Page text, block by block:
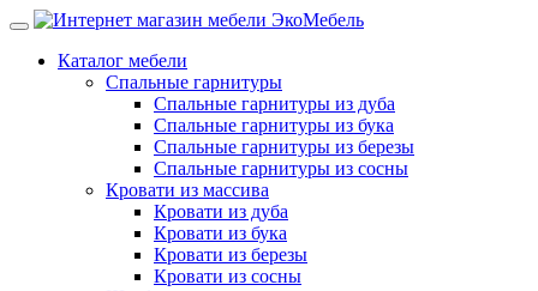
Каталог мебели
Спальные гарнитуры
Спальные гарнитуры из дуба
Спальные гарнитуры из бука
Спальные гарнитуры из березы
Спальные гарнитуры из сосны
Кровати из массива
Кровати из дуба
Кровати из бука
Кровати из березы
Кровати из сосны